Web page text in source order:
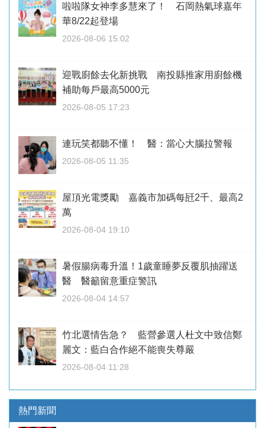
啦啦隊女神李多慧來了！ 石岡熱氣球嘉年
華8/22起登場
2026-08-06 15:02
迎戰廚餘去化新挑戰 南投縣推家用廚餘機
補助每戶最高5000元
2026-08-05 17:23
連玩笑都聽不懂！ 醫：當心大腦拉警報
2026-08-05 11:35
屋頂光電獎勵 嘉義市加碼每瓩2千、最高2
萬
2026-08-04 19:10
暑假腸病毒升溫！1歲童睡夢反覆肌抽躍送
醫 醫籲留意重症警訊
2026-08-04 14:57
竹北選情告急？ 藍營參選人杜文中致信鄭
麗文：藍白合作絕不能喪失尊嚴
2026-08-04 11:28
熱門新聞